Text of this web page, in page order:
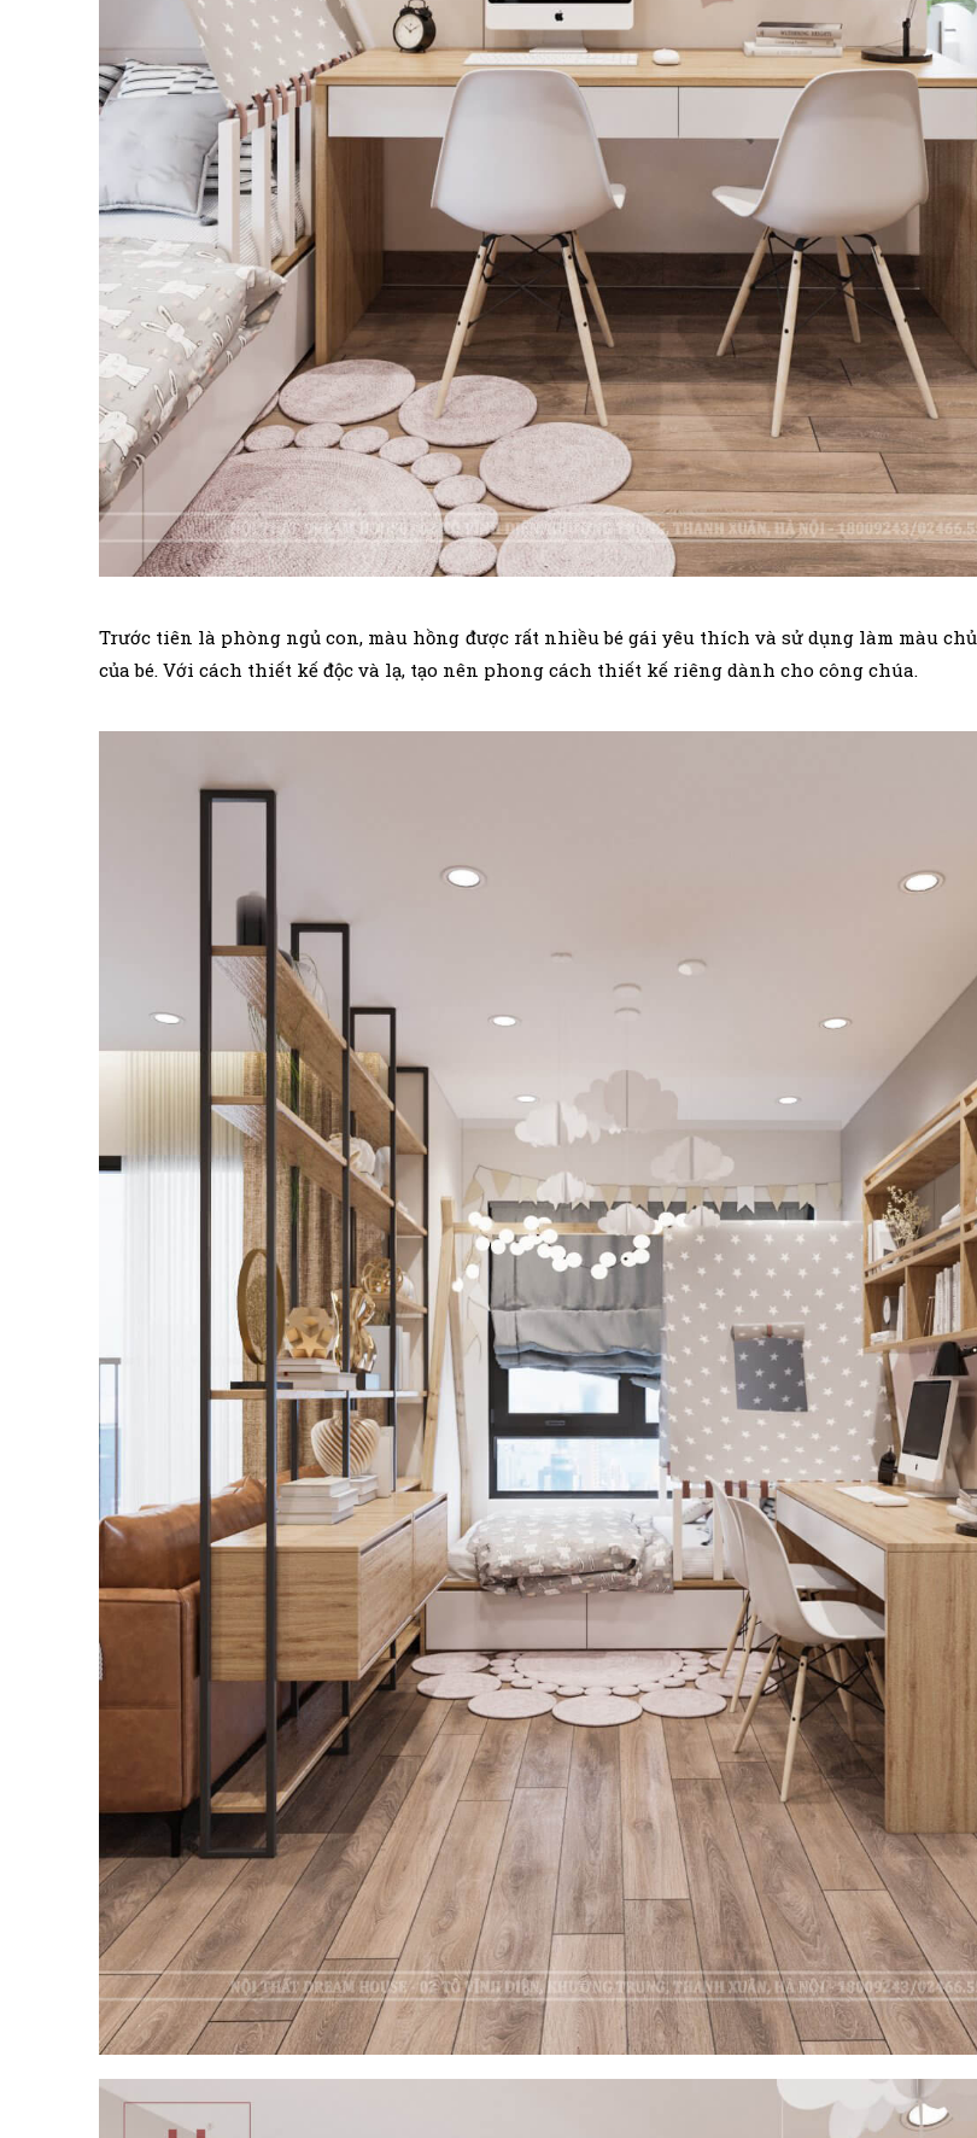
Trước tiên là phòng ngủ con, màu hồng được rất nhiều bé gái yêu thích và sử dụng làm màu
của bé. Với cách thiết kế độc và lạ, tạo nên phong cách thiết kế riêng dành cho công chúa.